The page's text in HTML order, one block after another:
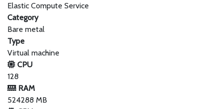
Elastic Compute Service
Category
Bare metal
Type
Virtual machine
CPU
128
RAM
524288 MB